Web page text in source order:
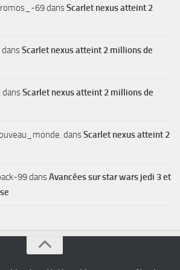
69dansScarlet nexus atteint 2
dansScarlet nexus atteint 2 millions de
dansScarlet nexus atteint 2 millions de
dansScarlet nexus atteint 2
99dansAvancées sur star wars jedi 3 et